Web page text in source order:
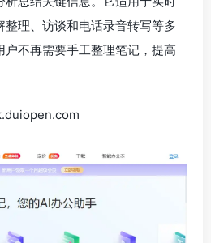
理、访谈和电话录音转写等多
不再需要手工整理笔记，提高